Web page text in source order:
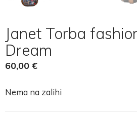
Janet Torba
Dream
60,00 €
Nema na zalihi